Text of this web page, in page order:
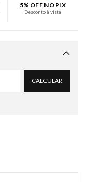
5% OFF NO PIX
Desconto à vista
Alterar CEP
CALCULAR